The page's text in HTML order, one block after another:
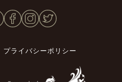
プライバシーポリシー